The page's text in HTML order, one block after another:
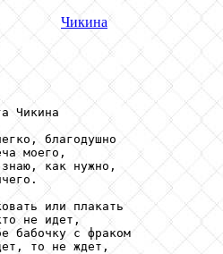
Чикина
Чикина
благодушно
моего,
как нужно,
или плакать
не идет,
бабочку с фраком
то не ждет,